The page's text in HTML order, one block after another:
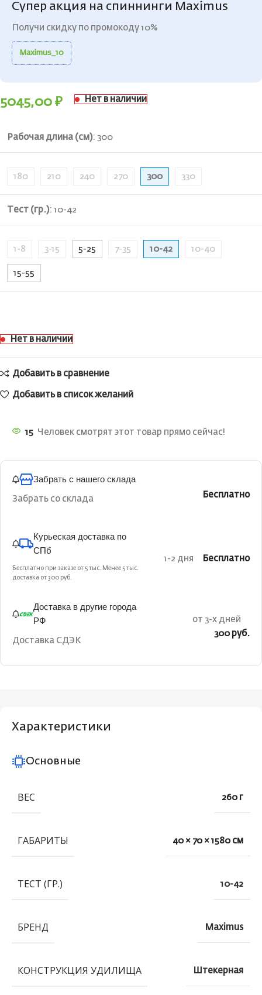
Супер акция на спиннинги Maximus
Получи скидку по промокоду 10%
Maximus_10
5045,00 ₽ Нет в наличии
Рабочая длина (см): 300
180 210 240 270 300 330
Тест (гр.): 10-42
1-8 3-15 5-25 7-35 10-42 10-40
15-55
Нет в наличии
Добавить в сравнение
Добавить в список желаний
15 Человек смотрят этот товар прямо сейчас!
Забрать с нашего склада
Забрать со склада Бесплатно
Курьеская доставка по
СПб
Бесплатно при заказе от 5 тыс. Менее 5 тыс.
доставка от 300 руб.
1-2 дня Бесплатно
Доставка в другие города
РФ
Доставка СДЭК
от 3-х дней
300 руб.
Характеристики
Основные
ВЕС 260 г
ГАБАРИТЫ 40 × 70 × 1580 см
ТЕСТ (ГР.) 10-42
БРЕНД Maximus
КОНСТРУКЦИЯ УДИЛИЩА Штекерная